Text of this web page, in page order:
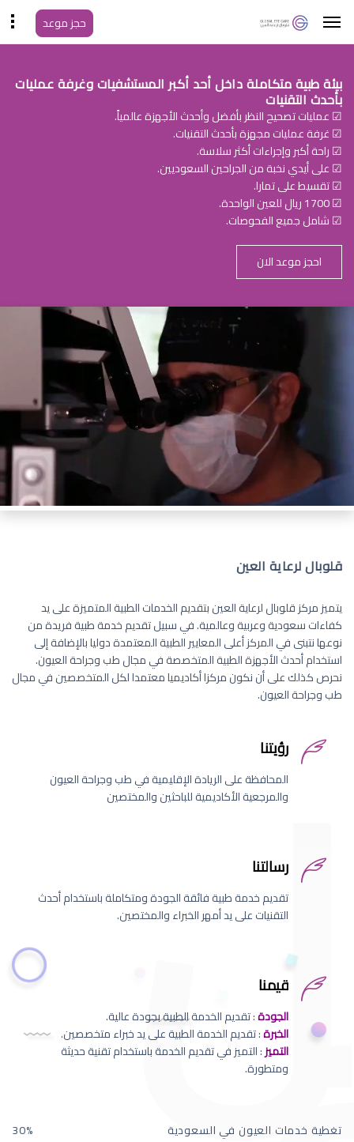
حجز موعد
بيئة طبية متكاملة داخل أحد أكبر المستشفيات وغرفة عمليات
بأحدث التقنيات
☑ عمليات تصحيح النظر بأفضل وأحدث الأجهزة عالمياً.
☑ غرفة عمليات مجهزة بأحدث التقنيات.
☑ راحة أكبر وإجراءات أكثر سلاسة.
☑ على أيدي نخبة من الجراحين السعوديين.
☑ تقسيط على تمارا.
☑ 1700 ريال للعين الواحدة.
☑ شامل جميع الفحوصات.
احجز موعد الان
قلوبال لرعاية العين
يتميز مركز قلوبال لرعاية العين بتقديم الخدمات الطبية المتميزة على يد
كفاءات سعودية وعربية وعالمية. في سبيل تقديم خدمة طبية فريدة من
نوعها نتبنى في المركز أعلى المعايير الطبية المعتمدة دوليا بالإضافة إلى
استخدام أحدث الأجهزة الطبية المتخصصة في مجال طب وجراحة العيون.
نحرص كذلك على أن نكون مركزا أكاديميا معتمدا لكل المتخصصين في مجال
طب وجراحة العيون.
رؤيتنا
المحافظة على الريادة الإقليمية في طب وجراحة العيون
والمرجعية الأكاديمية للباحثين والمختصين
رسالتنا
تقديم خدمة طبية فائقة الجودة ومتكاملة باستخدام أحدث
التقنيات على يد أمهر الخبراء والمختصين.
قيمنا
الجودة: تقديم الخدمة الطبية بجودة عالية.
الخبرة: تقديم الخدمة الطبية على يد خبراء متخصصين.
التميز: التميز في تقديم الخدمة باستخدام تقنية حديثة
ومتطورة.
تغطية خدمات العيون في السعودية 30